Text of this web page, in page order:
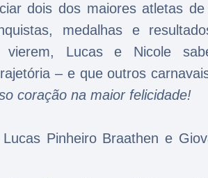
dois dos maiores atletas
medalhas e
vierem, Lucas e Nicole
– e que outros
coração na maior felicidade!
Pinheiro Braathen e